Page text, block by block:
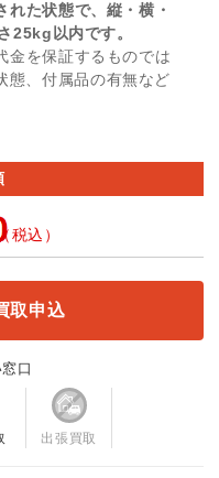
た状態で、縦・横・
25kg以内です。
金を保証するものでは
態、付属品の有無など
税込）
取申込
口
出張買取